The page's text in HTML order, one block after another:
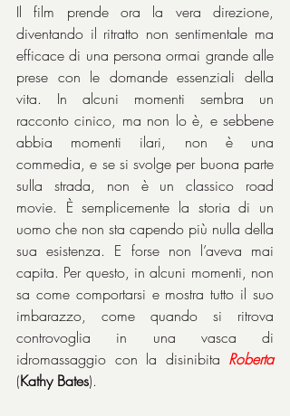
Il film prende ora la vera direzione,
diventando il ritratto non sentimentale ma
efficace di una persona ormai grande alle
prese con le domande essenziali della
vita. In alcuni momenti sembra un
racconto cinico, ma non lo è, e sebbene
abbia momenti ilari, non è una
commedia, e se si svolge per buona parte
sulla strada, non è un classico road
movie. È semplicemente la storia di un
uomo che non sta capendo più nulla della
sua esistenza. E forse non l’aveva mai
capita. Per questo, in alcuni momenti, non
sa come comportarsi e mostra tutto il suo
imbarazzo, come quando si ritrova
controvoglia in una vasca di
idromassaggio con la disinibita Roberta
(Kathy Bates).